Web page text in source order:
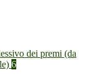
dei premi (da
6